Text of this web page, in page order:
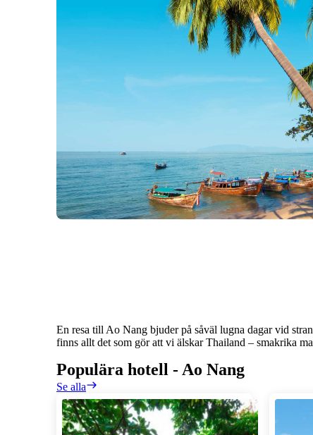
En resa till Ao Nang bjuder på såväl lugna dagar vid
finns allt det som gör att vi älskar Thailand – smakrika
Populära hotell -Ao Nang
Se alla